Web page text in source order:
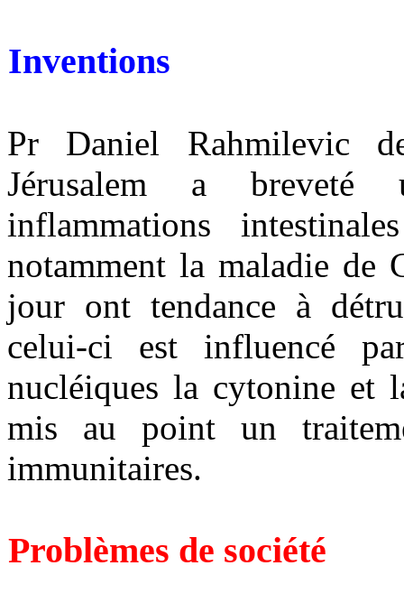
Inventions
Pr Daniel Rahmilevic
Jérusalem a breveté
inflammations
notamment la maladie de
jour ont tendance à
celui-ci est influencé
nucléiques la cytonine et
mis au point un
immunitaires.
Problèmes de société